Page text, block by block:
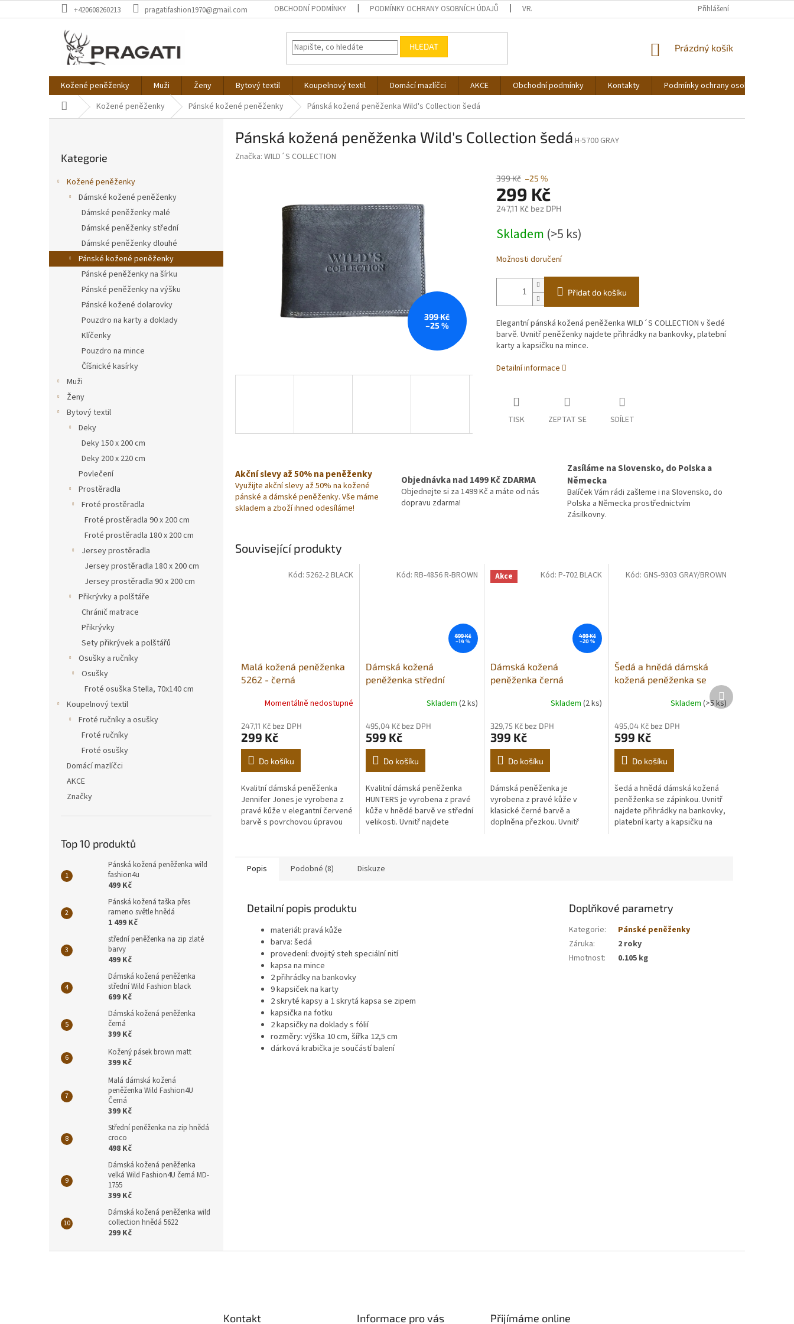
na
+420608260213 pragatifashion1970@gmail.com OBCHODNÍ PODMÍNKY PODMÍNKY OCHRANY OSOBNÍCH ÚDAJŮ VRÁCENÍ ZBOŽÍ Přihlášení
HLEDAT
NÁKUPNÍ
Prázdný košík
Kožené peněženky Muži Ženy Bytový textil Koupelnový textil Domácí mazlíčci AKCE Obchodní podmínky Kontakty
Podmínky ochrany osobních údajů
Domů Kožené peněženky Pánské kožené peněženky Pánská kožená peněženka Wild's Collection šedá
a
n
kategorie
Kategorie
Kožené peněženky
Dámské kožené peněženky
Dámské peněženky malé
Dámské peněženky střední
Dámské peněženky dlouhé
Pánské kožené peněženky
Pánské peněženky na šírku
Pánské peněženky na výšku
Pánské kožené dolarovky
Pouzdro na karty a doklady
Klíčenky
Pouzdro na mince
Číšnické kasírky
Muži
Ženy
Bytový textil
Deky
Deky 150 x 200 cm
Deky 200 x 220 cm
Povlečení
Prostěradla
Froté prostěradla
Froté prostěradla 90 x 200 cm
Froté prostěradla 180 x 200 cm
Jersey prostěradla
Jersey prostěradla 180 x 200 cm
Jersey prostěradla 90 x 200 cm
Přikrývky a polštáře
Chránič matrace
Přikrývky
Sety přikrývek a polštářů
Osušky a ručníky
Osušky
Froté osuška Stella, 70x140 cm
Koupelnový textil
Froté ručníky a osušky
Froté ručníky
Froté osušky
Domácí mazlíčci
AKCE
Značky
Top 10 produktů
Pánská kožená peněženka wild
fashion4u
499 Kč
Pánská kožená taška přes
rameno světle hnědá
1 499 Kč
střední peněženka na zip zlaté
barvy
499 Kč
Dámská kožená peněženka
střední Wild Fashion black
699 Kč
Dámská kožená peněženka
černá
399 Kč
Kožený pásek brown matt
399 Kč
Malá dámská kožená
peněženka Wild Fashion4U
Černá
399 Kč
Střední peněženka na zip hnědá
croco
498 Kč
Dámská kožená peněženka
velká Wild Fashion4U černá MD-
1755
399 Kč
Dámská kožená peněženka wild
collection hnědá 5622
299 Kč
Pánská kožená peněženka Wild's Collection šedá H-5700 GRAY
Značka: WILD´S COLLECTION
399 Kč
–25 %
399 Kč –25 %
299 Kč
247,11 Kč bez DPH
cena:
Skladem (>5 ks)
Možnosti doručení
Přidat do košíku
Elegantní pánská kožená peněženka WILD´S COLLECTION v šedé
barvě. Uvnitř peněženky najdete přihrádky na bankovky, platební
karty a kapsičku na mince.
Detailní informace
TISK ZEPTAT SE SDÍLET
Akční slevy až 50% na peněženky
Využijte akční slevy až 50% na kožené
pánské a dámské peněženky. Vše máme
skladem a zboží ihned odesíláme!
Objednávka nad 1499 Kč ZDARMA
Objednejte si za 1499 Kč a máte od nás
dopravu zdarma!
Zasíláme na Slovensko, do Polska a
Německa
Balíček Vám rádi zašleme i na Slovensko, do
Polska a Německa prostřednictvím
Zásilkovny.
Související produkty
Malá kožená peněženka
5262 - černá
Momentálně nedostupné
247,11 Kč bez DPH
299 Kč
Do košíku
Kvalitní dámská peněženka
Jennifer Jones je vyrobena z
pravé kůže v elegantní červené
barvě s povrchovou úpravou
Kód: 5262-2 BLACK
699 Kč
–14 %
Dámská kožená
peněženka střední
Skladem (2 ks)
495,04 Kč bez DPH
599 Kč
Do košíku
Kvalitní dámská peněženka
HUNTERS je vyrobena z pravé
kůže v hnědé barvě ve střední
velikosti. Uvnitř najdete
Kód: RB-4856 R-BROWN Akce
499 Kč
–20 %
Dámská kožená
peněženka černá
Skladem(2 ks)
329,75 Kč bez DPH
399 Kč
Do košíku
Dámská peněženka je
vyrobena z pravé kůže v
klasické černé barvě a
doplněna přezkou. Uvnitř
Kód:P-702 BLACK
Šedá a hnědá dámská
kožená peněženka se
Skladem (>5 ks)
495,04 Kč bez DPH
599 Kč
Do košíku
šedá a hnědá dámská kožená
peněženka se zápinkou. Uvnitř
najdete přihrádky na bankovky,
platební karty a kapsičku na
Kód: GNS-9303 GRAY/BROWN
Další
produkt
Popis Podobné (8) Diskuze
Detailní popis produktu
materiál: pravá kůže
barva: šedá
provedení: dvojitý steh speciální nití
kapsa na mince
2 přihrádky na bankovky
9 kapsiček na karty
2 skryté kapsy a 1 skrytá kapsa se zipem
kapsička na fotku
2 kapsičky na doklady s fólií
rozměry: výška 10 cm, šířka 12,5 cm
dárková krabička je součástí balení
Doplňkové parametry
Kategorie:
Pánské peněženky
Záruka:
2 roky
Hmotnost: 0.105 kg
Kontakt Informace pro vás
Přijímáme online